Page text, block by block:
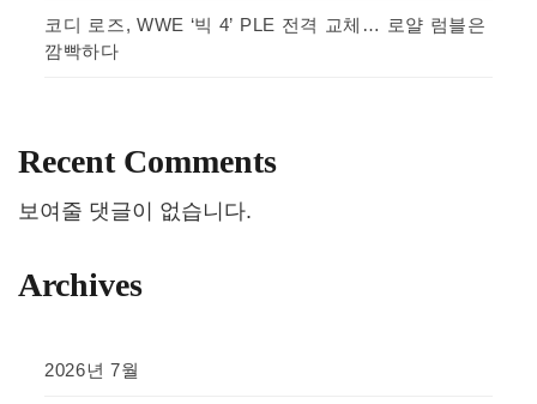
코디 로즈, WWE ‘빅 4’ PLE 전격 교체… 로얄 럼블은
깜빡하다
Recent Comments
보여줄 댓글이 없습니다.
Archives
2026년 7월